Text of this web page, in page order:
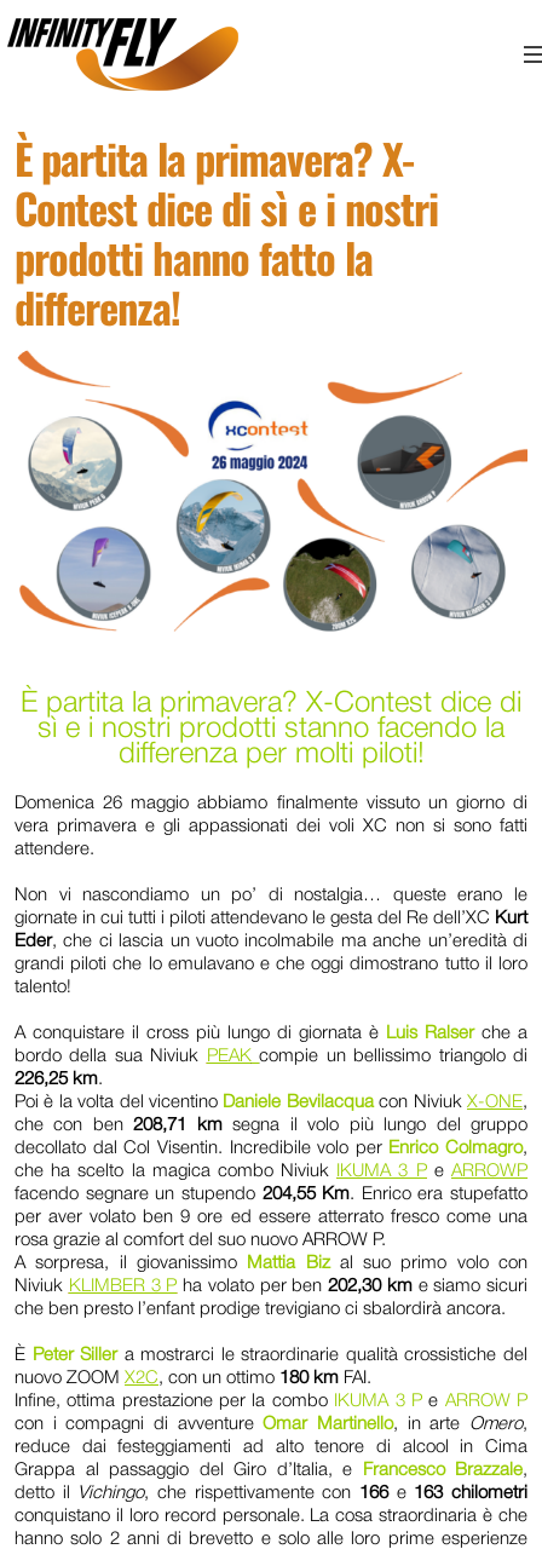
È partita la primavera? X-
Contest dice di sì e i nostri
prodotti hanno fatto la
differenza!
È partita la primavera? X-Contest dice di
sì e i nostri prodotti stanno facendo la
differenza per molti piloti!
Domenica 26 maggio abbiamo finalmente vissuto un giorno di
vera primavera e gli appassionati dei voli XC non si sono fatti
attendere.
Non vi nascondiamo un po’ di nostalgia… queste erano le
giornate in cui tutti i piloti attendevano le gesta del Re dell’XC Kurt
Eder, che ci lascia un vuoto incolmabile ma anche un’eredità di
grandi piloti che lo emulavano e che oggi dimostrano tutto il loro
talento!
A conquistare il cross più lungo di giornata è Luis Ralserche a
bordo della sua Niviuk
PEAK compie un bellissimo triangolo di
226,25 km.
Poi è la volta del vicentino Daniele Bevilacquacon NiviukX-ONE,
che con ben208,71 kmsegna il volo più lungo del gruppo
decollato dal Col Visentin. Incredibile volo per Enrico Colmagro,
che ha scelto la magica combo Niviuk
IKUMA 3 PeARROWP
facendo segnare un stupendo 204,55 Km. Enrico era stupefatto
per aver volato ben 9 ore ed essere atterrato fresco come una
rosa grazie al comfort del suo nuovo ARROW P.
A sorpresa, il giovanissimo
Mattia Bizal suo primo volo con
Niviuk KLIMBER 3 P ha volato per ben 202,30 kme siamo sicuri
che ben presto l’enfant prodige trevigiano ci sbalordirà ancora.
È Peter Sillera mostrarci le straordinarie qualità crossistiche del
nuovo ZOOM X2C, con un ottimo 180 km FAI.
Infine, ottima prestazione per la combo
IKUMA 3 Pe ARROW P
con i compagni di avventureOmar Martinello, in arte Omero,
reduce dai festeggiamenti ad alto tenore di alcool in Cima
Grappa al passaggio del Giro d’Italia, e
Francesco Brazzale,
detto il
Vichingo, che rispettivamente con 166e 163 chilometri
conquistano il loro record personale. La cosa straordinaria è che
hanno solo 2 anni di brevetto e solo alle loro prime esperienze